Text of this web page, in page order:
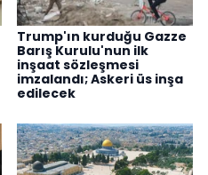
Trump'ın kurduğu Gazze
Barış Kurulu'nun ilk
inşaat sözleşmesi
imzalandı; Askeri üs inşa
edilecek